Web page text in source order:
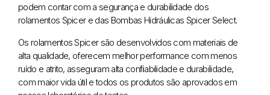
podem contar com a segurança e durabilidade dos
rolamentos Spicer e das Bombas Hidráulicas Spicer Select.
Os rolamentos Spicer são desenvolvidos com materiais de
alta qualidade, oferecem melhor performance com menos
ruído e atrito, asseguram alta conﬁabilidade e durabilidade,
com maior vida útil e todos os produtos são aprovados em